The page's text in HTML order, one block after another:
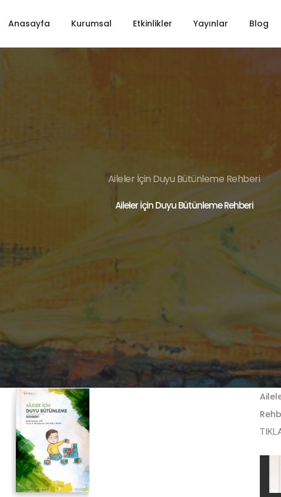
Anasayfa Kurumsal Etkinlikler Yayınlar Blog
Aileler İçin Duyu Bütünleme Rehberi
Aileler İçin Duyu Bütünleme Rehberi